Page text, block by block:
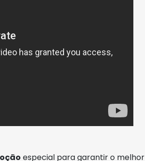
especial para garantir o melhor